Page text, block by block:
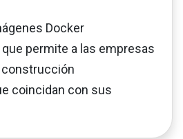
Docker
permite a las empresas
coincidan con sus